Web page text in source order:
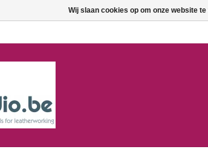
Wij slaan cookies op om onze website